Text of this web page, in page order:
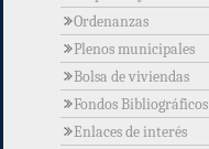
Ordenanzas
Plenos municipales
Bolsa de viviendas
Fondos Bibliográficos
Enlaces de interés